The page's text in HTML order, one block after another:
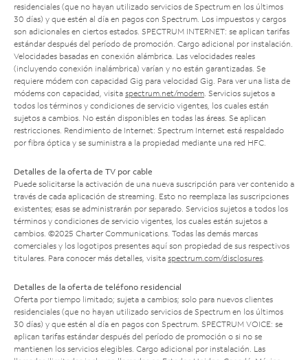
residenciales (que no hayan utilizado servicios de Spectrum en los últimos
30 días) y que estén al día en pagos con Spectrum. Los impuestos y cargos
son adicionales en ciertos estados. SPECTRUM INTERNET: se aplican tarifas
estándar después del período de promoción. Cargo adicional por instalación.
Velocidades basadas en conexión alámbrica. Las velocidades reales
(incluyendo conexión inalámbrica) varían y no están garantizadas. Se
requiere módem con capacidad Gig para velocidad Gig. Para ver una lista de
módems con capacidad, visita spectrum.net/modem . Servicios sujetos a
todos los términos y condiciones de servicio vigentes, los cuales están
sujetos a cambios. No están disponibles en todas las áreas. Se aplican
restricciones. Rendimiento de Internet: Spectrum Internet está respaldado
por fibra óptica y se suministra a la propiedad mediante una red HFC.
Detalles de la oferta de TV por cable
Puede solicitarse la activación de una nueva suscripción para ver contenido a
través de cada aplicación de streaming. Esto no reemplaza las suscripciones
existentes; esas se administrarán por separado. Servicios sujetos a todos los
términos y condiciones de servicio vigentes, los cuales están sujetos a
cambios. ©2025 Charter Communications. Todas las demás marcas
comerciales y los logotipos presentes aquí son propiedad de sus respectivos
titulares. Para conocer más detalles, visita spectrum.com/disclosures
Detalles de la oferta de teléfono residencial
Oferta por tiempo limitado; sujeta a cambios; solo para nuevos clientes
residenciales (que no hayan utilizado servicios de Spectrum en los últimos
30 días) y que estén al día en pagos con Spectrum. SPECTRUM VOICE: se
aplican tarifas estándar después del período de promoción o si no se
mantienen los servicios elegibles. Cargo adicional por instalación. Las